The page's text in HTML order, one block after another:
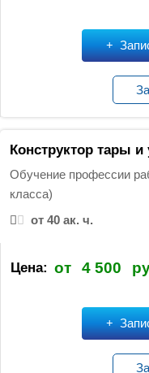
Конструктор тары и
Обучение профессии
класса)
от 40 ак. ч.
Цена: от 4 500